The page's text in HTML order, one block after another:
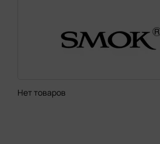
Нет товаров